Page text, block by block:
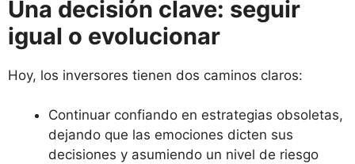
Una decisión clave: seguir
igual o evolucionar
Hoy, los inversores tienen dos caminos claros:
Continuar confiando en estrategias obsoletas,
dejando que las emociones dicten sus
decisiones y asumiendo un nivel de riesgo